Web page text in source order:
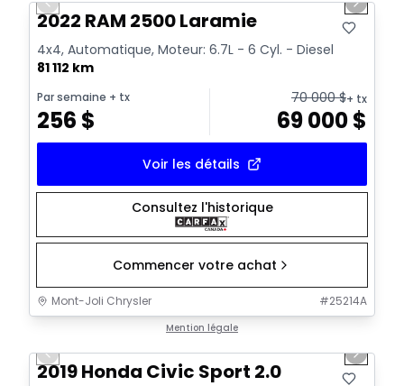
Vidéo disponible
Previous slide Next
2022 RAM 2500 Laramie
4x4, Automatique, Moteur: 6.7L - 6 Cyl. - Diesel
81 112 km
Par semaine + tx
256 $
70 000$+ tx
69 000$
Voir les détails
Consultez l'historique
Commencer votre achat
Mont-Joli Chrysler #25214A
Mention légale
Vidéo disponible
Previous slide Next
2019 Honda Civic Sport 2.0